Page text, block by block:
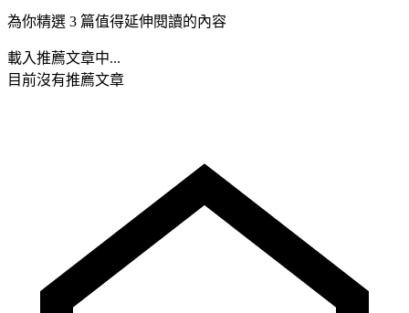
為你精選 3 篇值得延伸閱讀的內容
載入推薦文章中...
目前沒有推薦文章